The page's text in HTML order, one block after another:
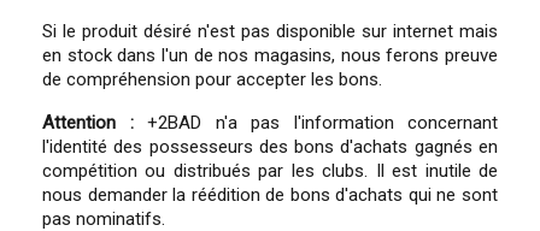
Si le produit désiré n'est pas disponible sur internet mais
en stock dans l'un de nos magasins, nous ferons preuve
de compréhension pour accepter les bons.
Attention :+2BAD n'a pas l'information concernant
l'identité des possesseurs des bons d'achats gagnés en
compétition ou distribués par les clubs. Il est inutile de
nous demander la réédition de bons d'achats qui ne sont
pas nominatifs.